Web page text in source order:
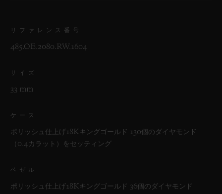
リファレンス番号
485.OE.2080.RW.1604
サイズ
33 mm
ケース
ポリッシュ仕上げ18Kキングゴールド 130個のダイヤモンド
（0.4カラット）をセッティング
ベゼル
ポリッシュ仕上げ18Kキングゴールド 36個のダイヤモンド